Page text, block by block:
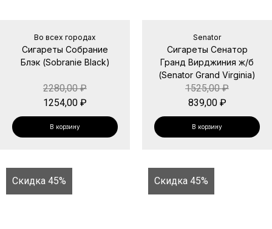
Во всех городах
Сигареты Собрание
Блэк (Sobranie Black)
2280,00₽
1254,00 ₽
В корзину
Senator
Сигареты Сенатор
Гранд Вирджиния ж/б
(Senator Grand Virginia)
1525,00₽
839,00 ₽
В корзину
Скидка 45% Скидка 45%